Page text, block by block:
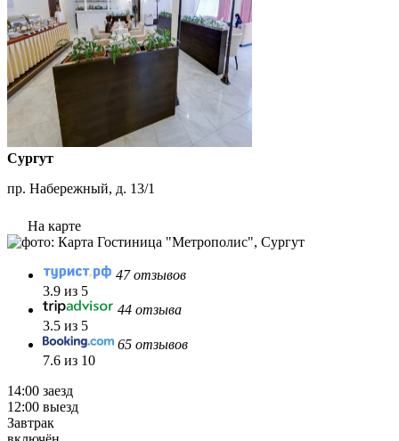
Сургут
пр. Набережный, д. 13/1
На карте
47 отзывов
3.9 из 5
44 отзыва
3.5 из 5
65 отзывов
7.6 из 10
14:00 заезд
12:00 выезд
Завтрак